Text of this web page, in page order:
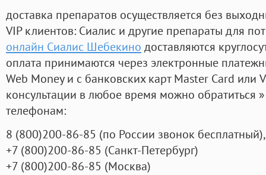
доставка препаратов осуществляется без
VIP клиентов: Сиалис и другие препараты для
онлайн Сиалис Шебекино доставляются
оплата принимаются через электронные
Web Money и с банковских карт Master Card или
консультации в любое время можно обратиться
телефонам:
8 (800)200-86-85 (по России звонок бесплатный),
+7 (800)200-86-85 (Санкт-Петербург)
+7 (800)200-86-85 (Москва)